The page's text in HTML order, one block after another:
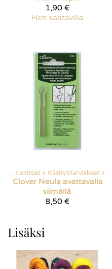
1,90 €
Heti saatavilla
Kaikki tuotteet ‪» Käsityötarvikkeet ‪»
Clover Neula avattavalla
silmällä
8,50 €
Lisäksi